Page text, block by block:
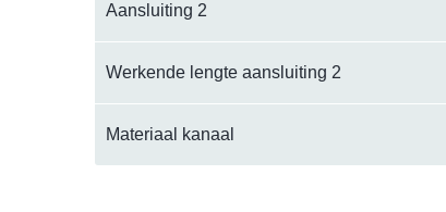
Aansluiting 2
Werkende lengte aansluiting 2
Materiaal kanaal